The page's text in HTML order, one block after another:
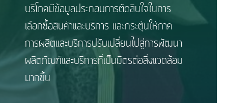
บริโภคมีข้อมูลประกอบการตัดสินใจในการ
เลือกซื้อสินค้าและบริการ และกระตุ้นให้ภาค
การผลิตและบริการปรับเปลี่ยนไปสู่การพัฒนา
ผลิตภัณฑ์และบริการที่เป็นมิตรต่อสิ่งแวดล้อม
มากขึ้น